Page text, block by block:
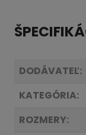
DODÁVATEĽ:
KATEGÓRIA:
ROZMERY: